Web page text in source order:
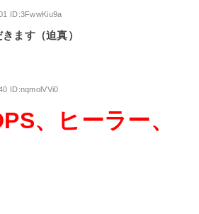
ID:3FwwKiu9a
ます（迫真）
ID:nqmolVVi0
、ヒーラー、